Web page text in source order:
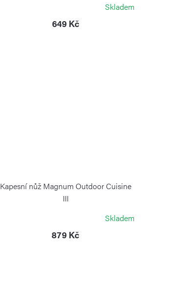
Skladem
649 Kč
Kapesní nůž Magnum Outdoor Cuisine
III
Skladem
879 Kč